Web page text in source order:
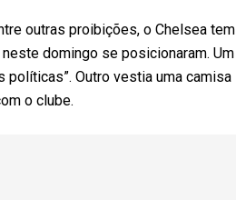
outras proibições, o Chelsea tem
domingo se posicionaram. Um
Outro vestia uma camisa
o clube.